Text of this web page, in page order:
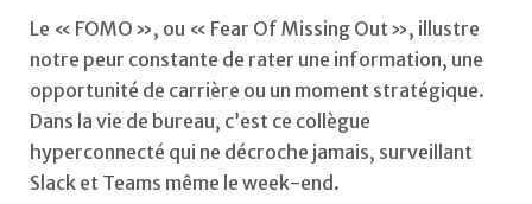
Le « FOMO », ou « Fear Of Missing Out », illustre
notre peur constante de rater une information, une
opportunité de carrière ou un moment stratégique.
Dans la vie de bureau, c’est ce collègue
hyperconnecté qui ne décroche jamais, surveillant
Slack et Teams même le week-end.